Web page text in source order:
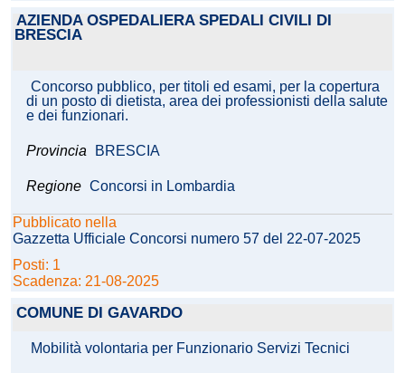
AZIENDA OSPEDALIERA SPEDALI CIVILI DI
BRESCIA
Concorso pubblico, per titoli ed esami, per la copertura
di un posto di dietista, area dei professionisti della salute
e dei funzionari.
Provincia BRESCIA
Regione Concorsi in Lombardia
Pubblicato nella
Gazzetta Ufficiale Concorsi numero 57 del 22-07-2025
Posti: 1
Scadenza: 21-08-2025
COMUNE DI GAVARDO
Mobilità volontaria per Funzionario Servizi Tecnici